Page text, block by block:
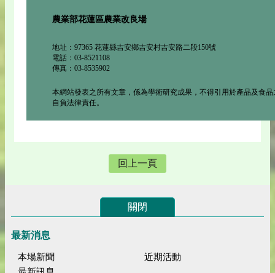
農業部花蓮區農業改良場
地址：97365 花蓮縣吉安鄉吉安村吉安路二段150號
電話：03-8521108
傳真：03-8535902
本網站發表之所有文章，係為學術研究成果，不得引用於產品及食
自負法律責任。
回上一頁
關閉
最新消息
本場新聞
近期活動